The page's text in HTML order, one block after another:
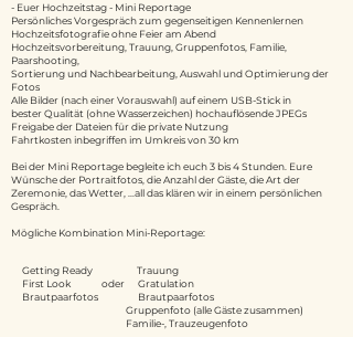
​- Euer Hochzeitstag - Mini Reportage
Per­sön­li­ches Vor­ge­spräch zum gegenseitigen Kennenlernen
Hoch­zeits­fotografie ohne Feier am Abend
Hoch­zeits­vor­be­rei­tung, Trau­ung, Grup­pen­fo­tos, Familie,
Paarshooting,
Sortierung und Nach­be­ar­bei­tung, Aus­wahl und Opti­mie­rung der
Fotos
Alle Bilder (nach einer Vorauswahl) auf einem USB-Stick in
bester Qualität (ohne Wasserzeichen) hochauflösende JPEGs
Freigabe der Dateien für die private Nutzung
Fahrtkosten inbegriffen im Umkreis von 30 km
Bei der Mini Reportage begleite ich euch 3 bis 4 Stunden. Eure
Wünsche der Portraitfotos, die Anzahl der Gäste, die Art der
Zeremonie, das Wetter, ...all das klären wir in einem persönlichen
Gespräch.
Mögliche Kombination Mini-Reportage:
Getting Ready Trauung
First Look oder Gratulation
Brautpaarfotos Brautpaarfotos
Gruppenfoto (alle Gäste zusammen)
Familie-, Trauzeugenfoto